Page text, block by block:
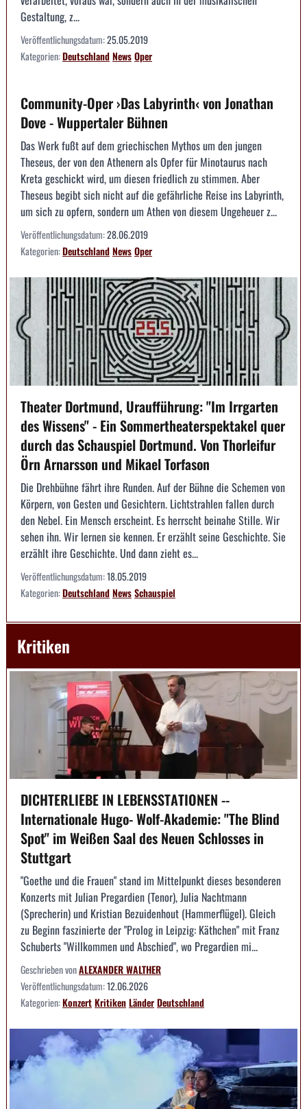
Gestaltung, z...
Veröffentlichungsdatum:25.05.2019
Kategorien:DeutschlandNewsOper
Community-Oper ›Das Labyrinth‹ von Jonathan
Dove - Wuppertaler Bühnen
Das Werk fußt auf dem griechischen Mythos um den jungen
Theseus, der von den Athenern als Opfer für Minotaurus nach
Kreta geschickt wird, um diesen friedlich zu stimmen. Aber
Theseus begibt sich nicht auf die gefährliche Reise ins Labyrinth,
um sich zu opfern, sondern um Athen von diesem Ungeheuer z...
Veröffentlichungsdatum:28.06.2019
Kategorien:DeutschlandNewsOper
Theater Dortmund, Uraufführung: "Im Irrgarten
des Wissens" - Ein Sommertheaterspektakel quer
durch das Schauspiel Dortmund. Von Thorleifur
Örn Arnarsson und Mikael Torfason
Die Drehbühne fährt ihre Runden. Auf der Bühne die Schemen von
Körpern, von Gesten und Gesichtern. Lichtstrahlen fallen durch
den Nebel. Ein Mensch erscheint. Es herrscht beinahe Stille. Wir
sehen ihn. Wir lernen sie kennen. Er erzählt seine Geschichte. Sie
erzählt ihre Geschichte. Und dann zieht es...
Veröffentlichungsdatum:18.05.2019
Kategorien:DeutschlandNewsSchauspiel
Kritiken
DICHTERLIEBE IN LEBENSSTATIONEN --
Internationale Hugo- Wolf-Akademie: "The Blind
Spot" im Weißen Saal des Neuen Schlosses in
Stuttgart
"Goethe und die Frauen" stand im Mittelpunkt dieses besonderen
Konzerts mit Julian Pregardien (Tenor), Julia Nachtmann
(Sprecherin) und Kristian Bezuidenhout (Hammerflügel). Gleich
zu Beginn faszinierte der "Prolog in Leipzig: Käthchen" mit Franz
Schuberts "Willkommen und Abschied", wo Pregardien mi...
Geschrieben vonALEXANDER WALTHER
Veröffentlichungsdatum:12.06.2026
Kategorien:KonzertKritikenLänderDeutschland